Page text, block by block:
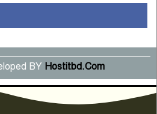
বছর পূর্তি উদযাপন
সংবাদ সম্মেলনে অভিযোগ অস্বীকার
উদ্দেশ্য প্রণোদিত সংবাদ প্রকাশের
প্রতিবাদ নাজির হাসানের
BY Hostitbd.Com